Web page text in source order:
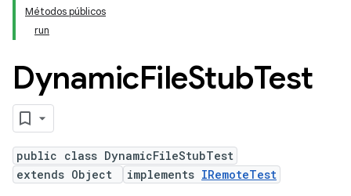
Métodos públicos
run
DynamicFileStubTest
public class DynamicFileStubTest
extends Object
implements IRemoteTest